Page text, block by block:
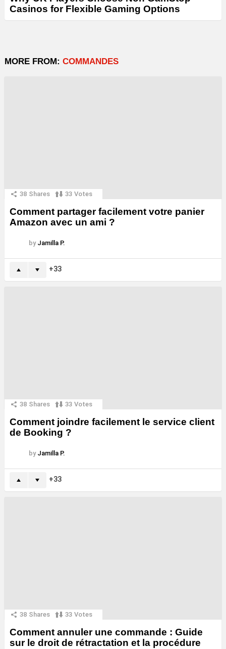
Casinos for Flexible Gaming Options
MORE FROM: COMMANDES
38 Shares 33 Votes
Comment partager facilement votre panier
Amazon avec un ami ?
by Jamilla P.
33
38 Shares 33 Votes
Comment joindre facilement le service client
de Booking ?
by Jamilla P.
33
38 Shares 33 Votes
Comment annuler une commande : Guide
sur le droit de rétractation et la procédure